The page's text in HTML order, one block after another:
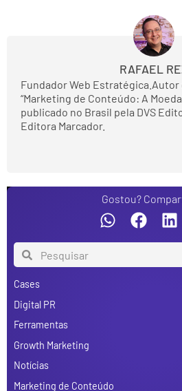
RAFAEL
Fundador Web
“Marketing de Conteúdo: A Moeda
publicado no Brasil pela DVS
Editora Marcador.
Gostou?
Cases
Digital PR
Ferramentas
Growth Marketing
Notícias
Marketing de Conteúdo